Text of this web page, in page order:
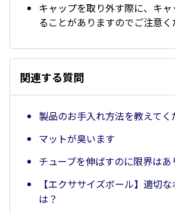
キャップを取り外す際に、キ
ることがありますのでご注意く
関連する質問
製品のお手入れ方法を教えてく
マットが臭います
チューブを伸ばすのに限界はあ
【エクササイズボール】適切
は？